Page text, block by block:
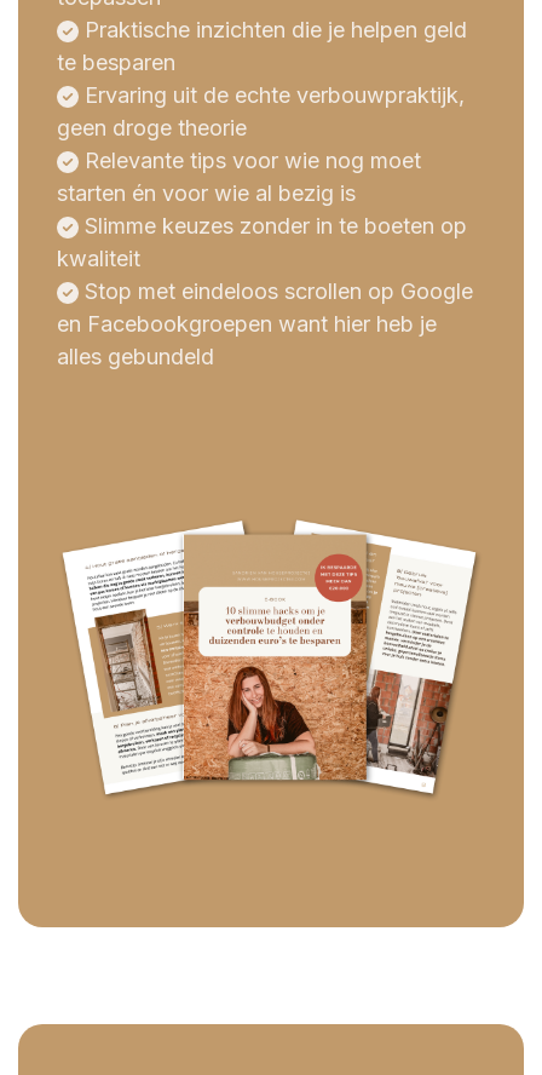
Praktische inzichten die je helpen geld
te besparen
Ervaring uit de echte verbouwpraktijk,
geen droge theorie
Relevante tips voor wie nog moet
starten én voor wie al bezig is
Slimme keuzes zonder in te boeten op
kwaliteit
Stop met eindeloos scrollen op Google
en Facebookgroepen want hier heb je
alles gebundeld